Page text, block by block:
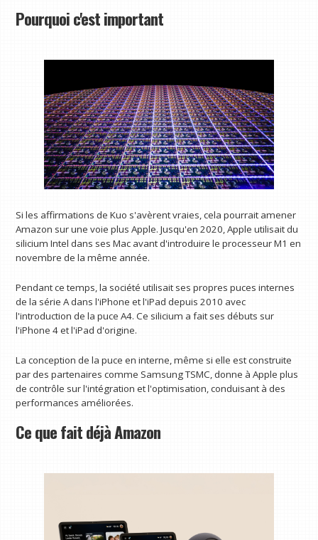
Pourquoi c'est important
Si les affirmations de Kuo s'avèrent vraies, cela pourrait amener
Amazon sur une voie plus Apple. Jusqu'en 2020, Apple utilisait du
silicium Intel dans ses Mac avant d'introduire le processeur M1 en
novembre de la même année.
Pendant ce temps, la société utilisait ses propres puces internes
de la série A dans l'iPhone et l'iPad depuis 2010 avec
l'introduction de la puce A4. Ce silicium a fait ses débuts sur
l'iPhone 4 et l'iPad d'origine.
La conception de la puce en interne, même si elle est construite
par des partenaires comme Samsung TSMC, donne à Apple plus
de contrôle sur l'intégration et l'optimisation, conduisant à des
performances améliorées.
Ce que fait déjà Amazon